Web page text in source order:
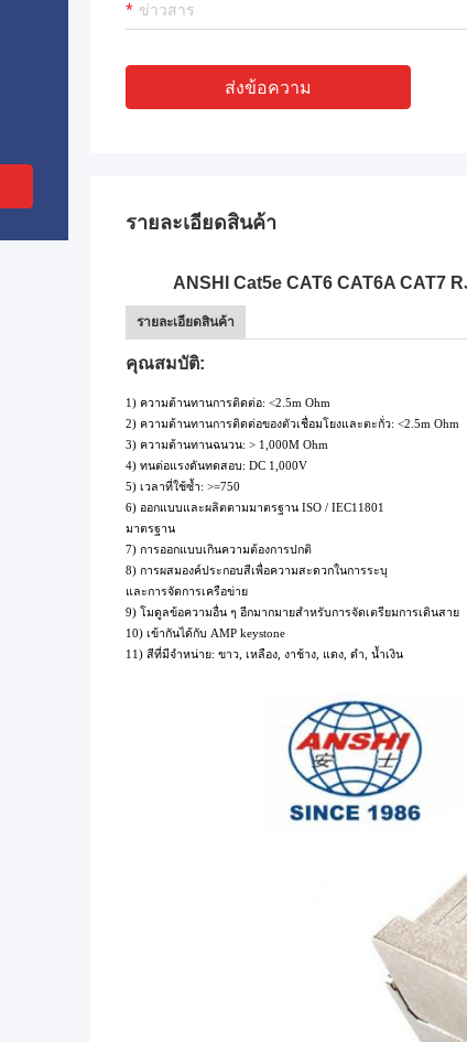
ส่งข้อความ
รายละเอียดสินค้า
ANSHI Cat5e CAT6 CAT6A CAT7
รายละเอียดสินค้า
คุณสมบัติ:
1) ความต้านทานการติดต่อ: <2.5m Ohm
2) ความต้านทานการติดต่อของตัวเชื่อมโยงและตะกั่ว: <2.5m Ohm
3) ความต้านทานฉนวน: > 1,000M Ohm
4) ทนต่อแรงดันทดสอบ: DC 1,000V
5) เวลาที่ใช้ซ้ำ: >=750
6) ออกแบบและผลิตตามมาตรฐาน ISO / IEC11801
มาตรฐาน
7) การออกแบบเกินความต้องการปกติ
8) การผสมองค์ประกอบสีเพื่อความสะดวกในการระบุ
และการจัดการเครือข่าย
9) โมดูลข้อความอื่น ๆ อีกมากมายสำหรับการจัดเตรียมการเดินสาย
10) เข้ากันได้กับ AMP keystone
11) สีที่มีจำหน่าย: ขาว, เหลือง, งาช้าง, แดง, ดำ, น้ำเงิน